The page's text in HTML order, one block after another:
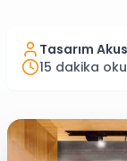
Tasarım
15 dakika